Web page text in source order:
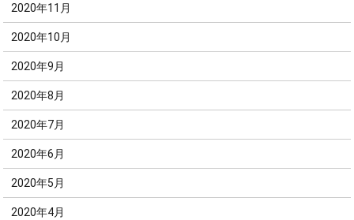
2020年11月
2020年10月
2020年9月
2020年8月
2020年7月
2020年6月
2020年5月
2020年4月